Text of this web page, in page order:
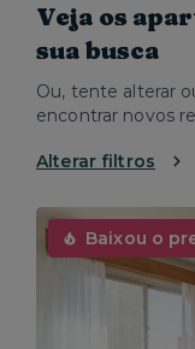
Veja os
sua busca
Ou, tente alterar
encontrar novos
Alterar filtros
Baixou o